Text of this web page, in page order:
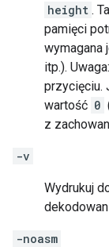
height .
pamięci
wymagana
itp.).
przycięciu.
wartość 0
z
-v
Wydrukuj
-noasm